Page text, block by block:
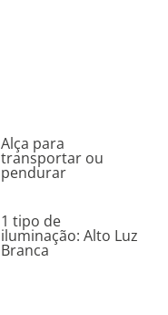
Alça para
transportar ou
pendurar
1 tipo de
iluminação: Alto Luz
Branca